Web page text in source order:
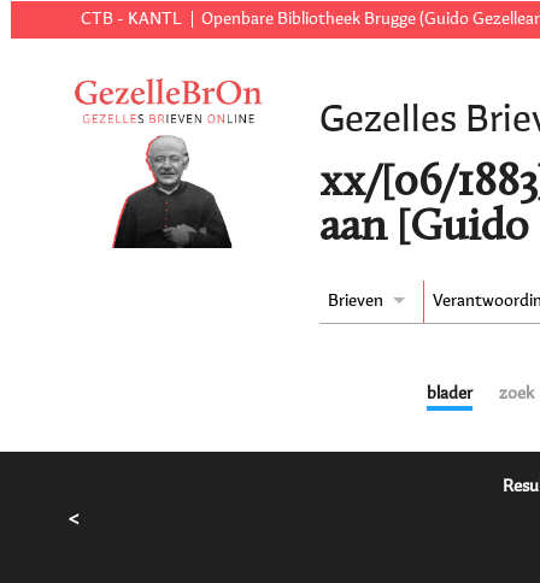
CTB - KANTL Openbare Bibliotheek Brugge (Guido
Gezelles
xx/[06/
aan [Guido
Brieven
blader zoek
<